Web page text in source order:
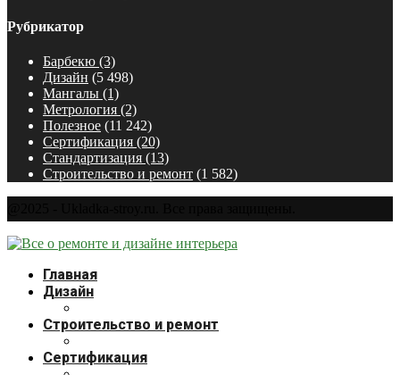
Рубрикатор
Барбекю (3)
Дизайн (5 498)
Мангалы (1)
Метрология (2)
Полезное (11 242)
Сертификация (20)
Стандартизация (13)
Строительство и ремонт (1 582)
Главная
Дизайн
Строительство и ремонт
Сертификация